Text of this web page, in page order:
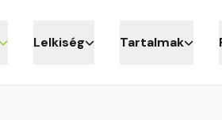
Lelkiség Tartalmak